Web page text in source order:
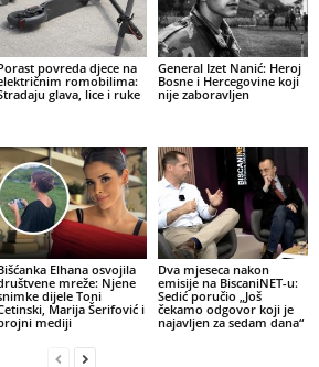
povreda djece na
romobilima:
glava, lice i ruke
General Izet Nanić: Heroj
Bosne i Hercegovine koji
nije zaboravljen
Elhana osvojila
mreže: Njene
dijele Toni
Marija Šerifović i
mediji
Dva mjeseca nakon
emisije na BiscaniNET-u:
Sedić poručio „Još
čekamo odgovor koji je
najavljen za sedam dana“